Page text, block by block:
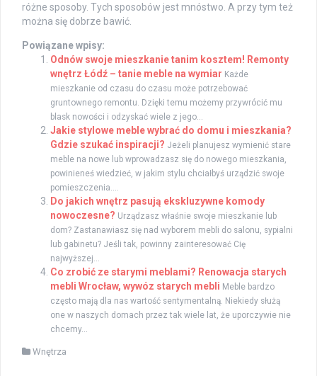
różne sposoby. Tych sposobów jest mnóstwo. A przy tym też
można się dobrze bawić.
Powiązane wpisy:
Odnów swoje mieszkanie tanim kosztem! Remonty
wnętrz Łódź – tanie meble na wymiar Każde
mieszkanie od czasu do czasu może potrzebować
gruntownego remontu. Dzięki temu możemy przywrócić mu
blask nowości i odzyskać wiele z jego...
Jakie stylowe meble wybrać do domu i mieszkania?
Gdzie szukać inspiracji? Jeżeli planujesz wymienić stare
meble na nowe lub wprowadzasz się do nowego mieszkania,
powinieneś wiedzieć, w jakim stylu chciałbyś urządzić swoje
pomieszczenia....
Do jakich wnętrz pasują ekskluzywne komody
nowoczesne? Urządzasz właśnie swoje mieszkanie lub
dom? Zastanawiasz się nad wyborem mebli do salonu, sypialni
lub gabinetu? Jeśli tak, powinny zainteresować Cię
najwyższej...
Co zrobić ze starymi meblami? Renowacja starych
mebli Wrocław, wywóz starych mebli Meble bardzo
często mają dla nas wartość sentymentalną. Niekiedy służą
one w naszych domach przez tak wiele lat, że uporczywie nie
chcemy...
Wnętrza